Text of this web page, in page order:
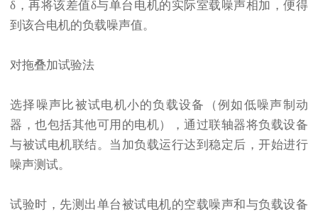
δ，再将该差值δ与单台电机的实际室载噪声相加，便得
到该合电机的负载噪声值。
对拖叠加试验法
选择噪声比被试电机小的负载设备（例如低噪声制动
器，也包括其他可用的电机），通过联轴器将负载设备
与被试电机联结。当加负载运行达到稳定后，开始进行
噪声测试。
试验时，先测出单台被试电机的空载噪声和与负载设备